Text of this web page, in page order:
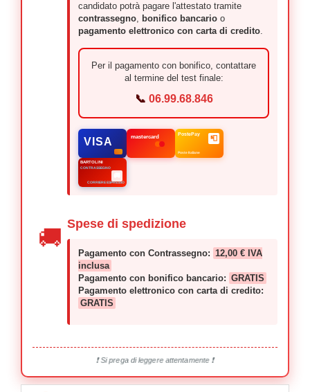
candidato potrà pagare l'attestato tramite
contrassegno, bonifico bancario o
pagamento elettronico con carta di credito.
Per il pagamento con bonifico, contattare
al termine del test finale:
📞 06.99.68.846
VISA mastercard
PostePay
Poste Italiane
📮
BARTOLINI
CONTRASSEGNO
CORRIERE ESPRESSO
🚚
🚚
Spese di spedizione
Pagamento con Contrassegno: 12,00 € IVA
inclusa
Pagamento con bonifico bancario: GRATIS
Pagamento elettronico con carta di credito:
GRATIS
❗ Si prega di leggere attentamente ❗